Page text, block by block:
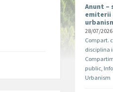
Anunt –
emiterii
28/07/2026
Compart.
disciplina
public,
Urbanism